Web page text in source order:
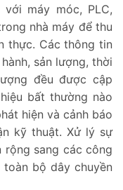
máy móc, PLC,
nhà máy để thu
thực. Các thông tin
sản lượng, thời
đều được cập
bất thường nào
hiện và cảnh báo
kỹ thuật. Xử lý sự
sang các công
bộ dây chuyền